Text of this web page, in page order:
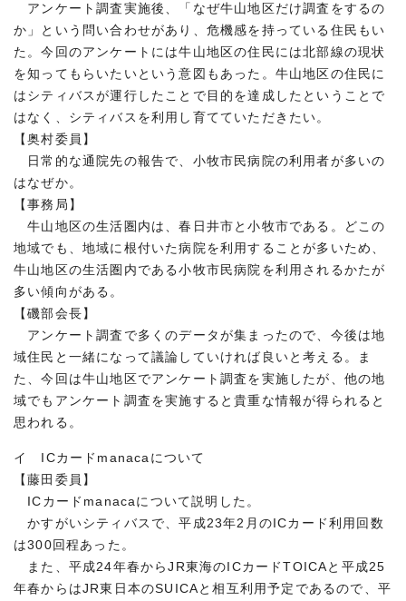
アンケート調査実施後、「なぜ牛山地区だけ調査をするの
か」という問い合わせがあり、危機感を持っている住民もい
た。今回のアンケートには牛山地区の住民には北部線の現状
を知ってもらいたいという意図もあった。牛山地区の住民に
はシティバスが運行したことで目的を達成したということで
はなく、シティバスを利用し育てていただきたい。
【奥村委員】
日常的な通院先の報告で、小牧市民病院の利用者が多いの
はなぜか。
【事務局】
牛山地区の生活圏内は、春日井市と小牧市である。どこの
地域でも、地域に根付いた病院を利用することが多いため、
牛山地区の生活圏内である小牧市民病院を利用されるかたが
多い傾向がある。
【磯部会長】
アンケート調査で多くのデータが集まったので、今後は地
域住民と一緒になって議論していければ良いと考える。ま
た、今回は牛山地区でアンケート調査を実施したが、他の地
域でもアンケート調査を実施すると貴重な情報が得られると
思われる。
イ ICカードmanacaについて
【藤田委員】
ICカードmanacaについて説明した。
かすがいシティバスで、平成23年2月のICカード利用回数
は300回程あった。
また、平成24年春からJR東海のICカードTOICAと平成25
年春からはJR東日本のSUICAと相互利用予定であるので、平